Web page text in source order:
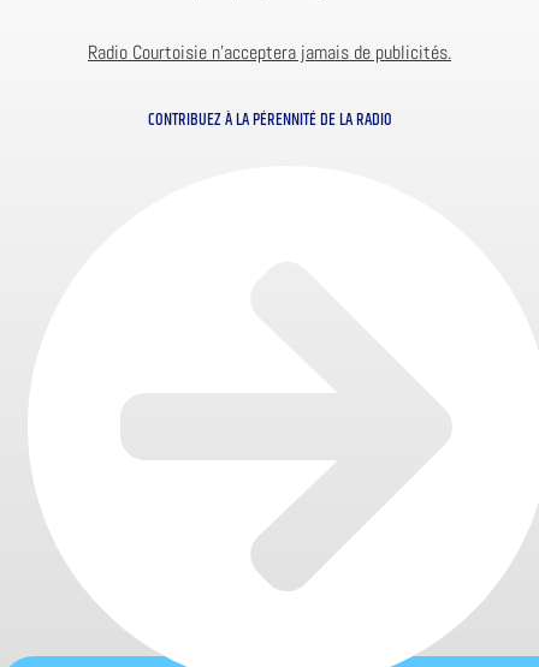
Radio Courtoisie n’acceptera jamais de publicités.
CONTRIBUEZ À LA PÉRENNITÉ DE LA RADIO